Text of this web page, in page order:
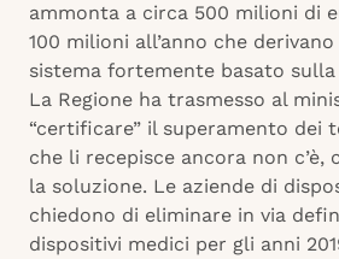
ammonta a circa 500 milioni di
100 milioni all’anno che
sistema fortemente basato
La Regione ha trasmesso al
“certificare” il superamento dei
che li recepisce ancora non c’è,
la soluzione. Le aziende di
chiedono di eliminare in via
dispositivi medici per gli anni